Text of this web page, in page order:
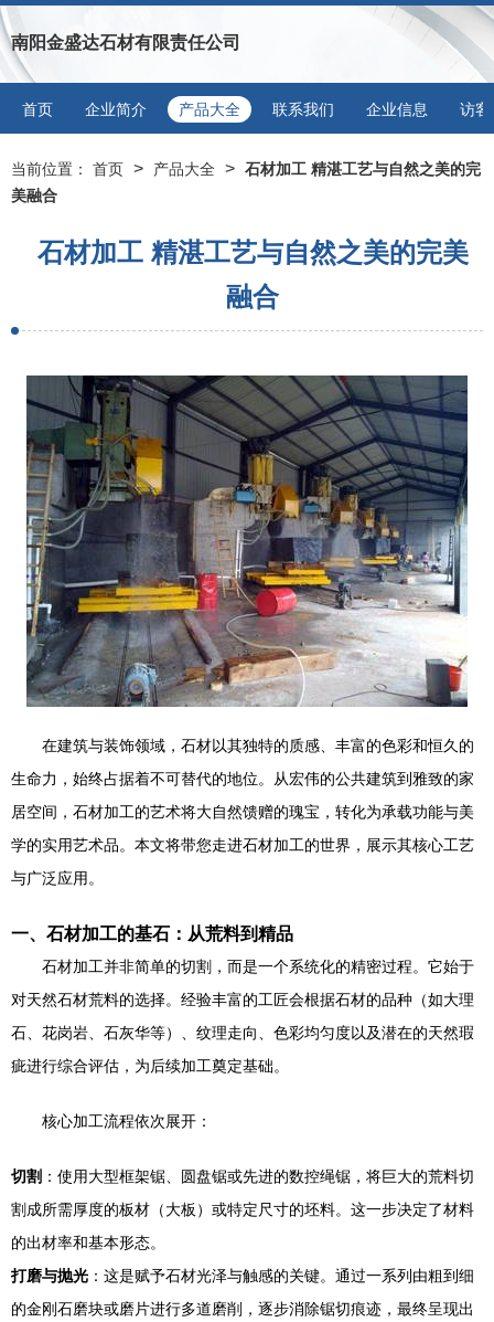
南阳金盛达石材有限责任公司
首页 企业简介 产品大全 联系我们 企业信息 访客
当前位置： 首页 > 产品大全 > 石材加工 精湛工艺与自然之美的完
美融合
石材加工 精湛工艺与自然之美的完美
融合
在建筑与装饰领域，石材以其独特的质感、丰富的色彩和恒久的
生命力，始终占据着不可替代的地位。从宏伟的公共建筑到雅致的家
居空间，石材加工的艺术将大自然馈赠的瑰宝，转化为承载功能与美
学的实用艺术品。本文将带您走进石材加工的世界，展示其核心工艺
与广泛应用。
一、石材加工的基石：从荒料到精品
石材加工并非简单的切割，而是一个系统化的精密过程。它始于
对天然石材荒料的选择。经验丰富的工匠会根据石材的品种（如大理
石、花岗岩、石灰华等）、纹理走向、色彩均匀度以及潜在的天然瑕
疵进行综合评估，为后续加工奠定基础。
核心加工流程依次展开：
切割 ：使用大型框架锯、圆盘锯或先进的数控绳锯，将巨大的荒料切
割成所需厚度的板材（大板）或特定尺寸的坯料。这一步决定了材料
的出材率和基本形态。
打磨与抛光 ：这是赋予石材光泽与触感的关键。通过一系列由粗到细
的金刚石磨块或磨片进行多道磨削，逐步消除锯切痕迹，最终呈现出